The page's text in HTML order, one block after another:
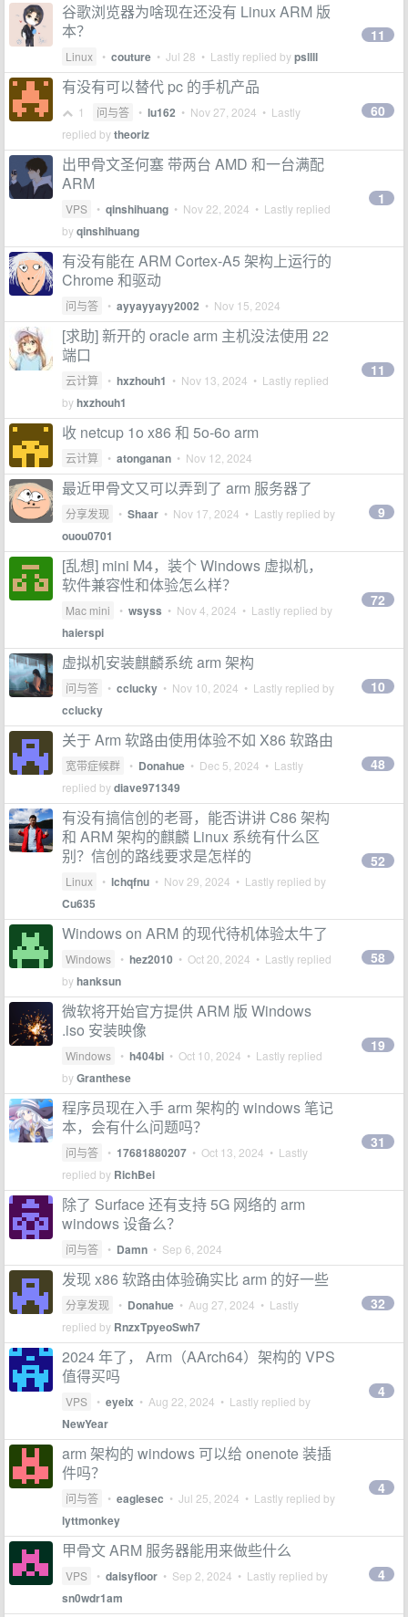
谷歌浏览器为啥现在还没有 Linux ARM 版
本？
Linux • couture • Jul 28 • Lastly replied bypsllll
11
有没有可以替代 pc 的手机产品
1 问与答 • lu162 • Nov 27, 2024 • Lastly
replied bytheoriz
60
出甲骨文圣何塞 带两台 AMD 和一台满配
ARM
VPS • qinshihuang • Nov 22, 2024 • Lastly replied
byqinshihuang
1
有没有能在 ARM Cortex-A5 架构上运行的
Chrome 和驱动
问与答 • ayyayyayy2002 • Nov 15, 2024
[求助] 新开的 oracle arm 主机没法使用 22
端口
云计算 • hxzhouh1 • Nov 13, 2024 • Lastly replied
byhxzhouh1
11
收 netcup 1o x86 和 5o-6o arm
云计算 • atonganan • Nov 12, 2024
最近甲骨文又可以弄到了 arm 服务器了
分享发现 • Shaar • Nov 17, 2024 • Lastly replied by
ouou0701
9
[乱想] mini M4，装个 Windows 虚拟机，
软件兼容性和体验怎么样？
Mac mini • wsyss • Nov 4, 2024 • Lastly replied by
haierspi
72
虚拟机安装麒麟系统 arm 架构
问与答 • cclucky • Nov 10, 2024 • Lastly replied by
cclucky
10
关于 Arm 软路由使用体验不如 X86 软路由
宽带症候群 • Donahue • Dec 5, 2024 • Lastly
replied bydiave971349
48
有没有搞信创的老哥，能否讲讲 C86 架构
和 ARM 架构的麒麟 Linux 系统有什么区
别？信创的路线要求是怎样的
Linux • lchqfnu • Nov 29, 2024 • Lastly replied by
Cu635
52
Windows on ARM 的现代待机体验太牛了
Windows • hez2010 • Oct 20, 2024 • Lastly replied
byhanksun
58
微软将开始官方提供 ARM 版 Windows
.iso 安装映像
Windows • h404bi • Oct 10, 2024 • Lastly replied
byGranthese
19
程序员现在入手 arm 架构的 windows 笔记
本，会有什么问题吗？
问与答 • 17681880207 • Oct 13, 2024 • Lastly
replied by RichBei
31
除了 Surface 还有支持 5G 网络的 arm
windows 设备么？
问与答 • Damn • Sep 6, 2024
发现 x86 软路由体验确实比 arm 的好一些
分享发现 • Donahue • Aug 27, 2024 • Lastly
replied by RnzxTpyeoSwh7
32
2024 年了， Arm（AArch64）架构的 VPS
值得买吗
VPS • eyeix • Aug 22, 2024 • Lastly replied by
NewYear
4
arm 架构的 windows 可以给 onenote 装插
件吗？
问与答 • eaglesec • Jul 25, 2024 • Lastly replied by
lyttmonkey
4
甲骨文 ARM 服务器能用来做些什么
VPS • daisyfloor • Sep 2, 2024 • Lastly replied by
sn0wdr1am
4